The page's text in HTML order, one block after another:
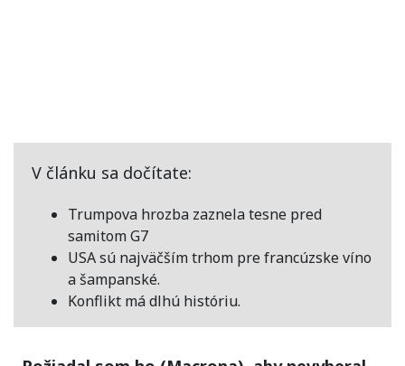
V článku sa dočítate:
Trumpova hrozba zaznela tesne pred
samitom G7
USA sú najväčším trhom pre francúzske víno
a šampanské.
Konflikt má dlhú históriu.